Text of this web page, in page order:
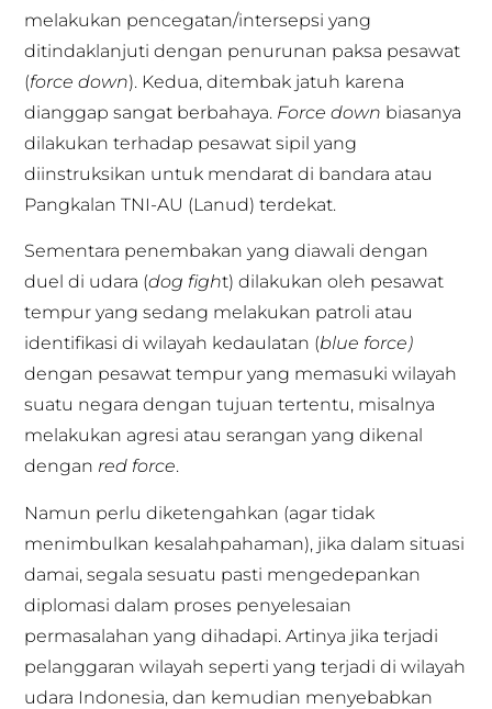
melakukan pencegatan/intersepsi yang
ditindaklanjuti dengan penurunan paksa pesawat
(force down). Kedua, ditembak jatuh karena
dianggap sangat berbahaya. Force down biasanya
dilakukan terhadap pesawat sipil yang
diinstruksikan untuk mendarat di bandara atau
Pangkalan TNI-AU (Lanud) terdekat.
Sementara penembakan yang diawali dengan
duel di udara (dog fight) dilakukan oleh pesawat
tempur yang sedang melakukan patroli atau
identifikasi di wilayah kedaulatan (blue force)
dengan pesawat tempur yang memasuki wilayah
suatu negara dengan tujuan tertentu, misalnya
melakukan agresi atau serangan yang dikenal
dengan red force.
Namun perlu diketengahkan (agar tidak
menimbulkan kesalahpahaman), jika dalam situasi
damai, segala sesuatu pasti mengedepankan
diplomasi dalam proses penyelesaian
permasalahan yang dihadapi. Artinya jika terjadi
pelanggaran wilayah seperti yang terjadi di wilayah
udara Indonesia, dan kemudian menyebabkan